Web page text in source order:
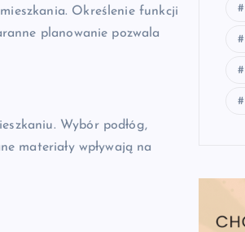
Określenie funkcji
planowanie pozwala
Wybór podłóg,
materiały wpływają na